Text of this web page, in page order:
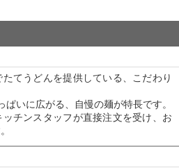
てうどんを提供している、こだわり
いに広がる、自慢の麺が特長です。
チンスタッフが直接注文を受け、お